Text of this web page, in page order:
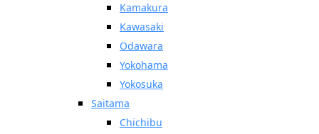
Kamakura
Kawasaki
Odawara
Yokohama
Yokosuka
Saitama
Chichibu